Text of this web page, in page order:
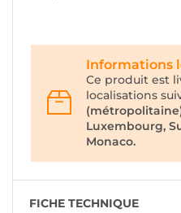
Informations
Ce produit est
localisations
Luxembourg,
Monaco.
FICHE TECHNIQUE